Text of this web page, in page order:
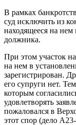
В рамках
суд исключить из
находящееся на
должника.
При этом участок
на нем в
зарегистрирован.
его супруги нет.
которым
удовлетворять
пожаловался в
этот спор (дело